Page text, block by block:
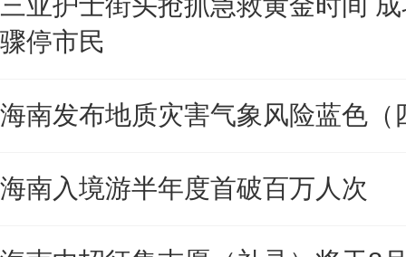
骤停市民
海南发布地质灾害气象风险蓝色（
海南入境游半年度首破百万人次